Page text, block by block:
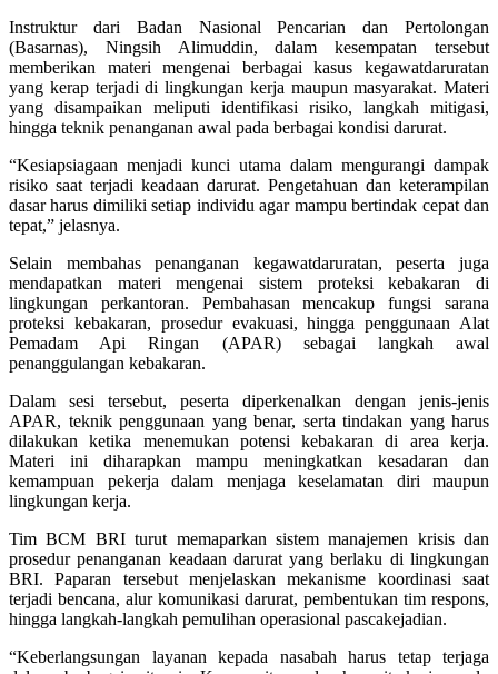
Instruktur dari Badan Nasional Pencarian dan Pertolongan
(Basarnas), Ningsih Alimuddin, dalam kesempatan tersebut
memberikan materi mengenai berbagai kasus kegawatdaruratan
yang kerap terjadi di lingkungan kerja maupun masyarakat. Materi
yang disampaikan meliputi identifikasi risiko, langkah mitigasi,
hingga teknik penanganan awal pada berbagai kondisi darurat.
“Kesiapsiagaan menjadi kunci utama dalam mengurangi dampak
risiko saat terjadi keadaan darurat. Pengetahuan dan keterampilan
dasar harus dimiliki setiap individu agar mampu bertindak cepat dan
tepat,” jelasnya.
Selain membahas penanganan kegawatdaruratan, peserta juga
mendapatkan materi mengenai sistem proteksi kebakaran di
lingkungan perkantoran. Pembahasan mencakup fungsi sarana
proteksi kebakaran, prosedur evakuasi, hingga penggunaan Alat
Pemadam Api Ringan (APAR) sebagai langkah awal
penanggulangan kebakaran.
Dalam sesi tersebut, peserta diperkenalkan dengan jenis-jenis
APAR, teknik penggunaan yang benar, serta tindakan yang harus
dilakukan ketika menemukan potensi kebakaran di area kerja.
Materi ini diharapkan mampu meningkatkan kesadaran dan
kemampuan pekerja dalam menjaga keselamatan diri maupun
lingkungan kerja.
Tim BCM BRI turut memaparkan sistem manajemen krisis dan
prosedur penanganan keadaan darurat yang berlaku di lingkungan
BRI. Paparan tersebut menjelaskan mekanisme koordinasi saat
terjadi bencana, alur komunikasi darurat, pembentukan tim respons,
hingga langkah-langkah pemulihan operasional pascakejadian.
“Keberlangsungan layanan kepada nasabah harus tetap terjaga